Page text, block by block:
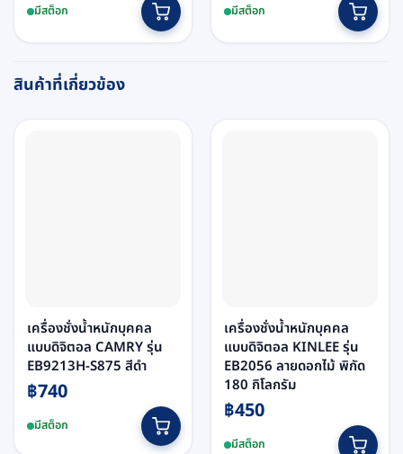
฿16,610.
฿15,500.
มีสต็อก ฿12,930.
฿12,200.
มีสต็อก
สินค้าที่เกี่ยวข้อง
เครื่องชั่งน้ำหนักบุคคล
แบบดิจิตอล CAMRY รุ่น
EB9213H-S875 สีดำ
฿740
มีสต็อก
เครื่องชั่งน้ำหนักบุคคล
แบบดิจิตอล KINLEE รุ่น
EB2056 ลายดอกไม้ พิกัด
180 กิโลกรัม
฿450
มีสต็อก